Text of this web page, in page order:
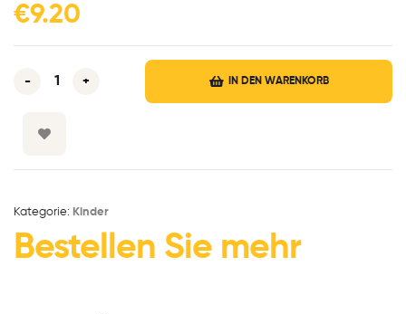
€9.20
- + IN DEN WARENKORB
Kategorie: Kinder
Bestellen Sie mehr